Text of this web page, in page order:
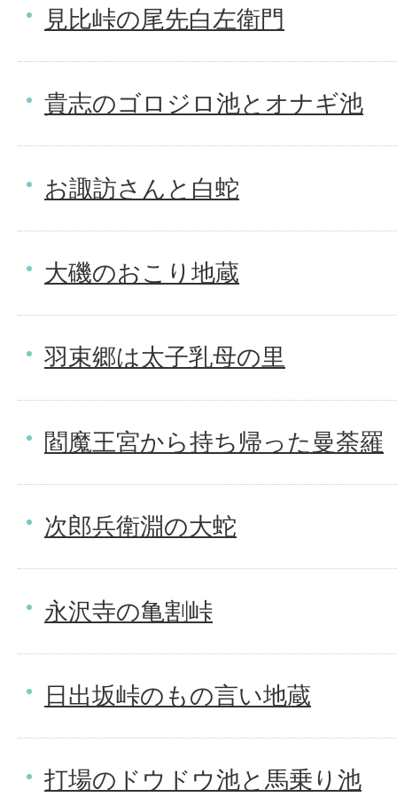
見比峠の尾先白左衛門
貴志のゴロジロ池とオナギ池
お諏訪さんと白蛇
大磯のおこり地蔵
羽束郷は太子乳母の里
閻魔王宮から持ち帰った曼荼羅
次郎兵衛淵の大蛇
永沢寺の亀割峠
日出坂峠のもの言い地蔵
打場のドウドウ池と馬乗り池